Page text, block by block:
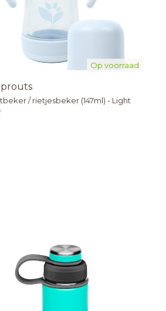
Op voorraad
/ rietjesbeker (147ml) - Light